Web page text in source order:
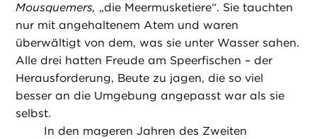
Mousquemers, „die Meermusketiere“. Sie tauchten
nur mit angehaltenem Atem und waren
überwältigt von dem, was sie unter Wasser sahen.
Alle drei hatten Freude am Speerfischen – der
Herausforderung, Beute zu jagen, die so viel
besser an die Umgebung angepasst war als sie
selbst.
In den mageren Jahren des Zweiten